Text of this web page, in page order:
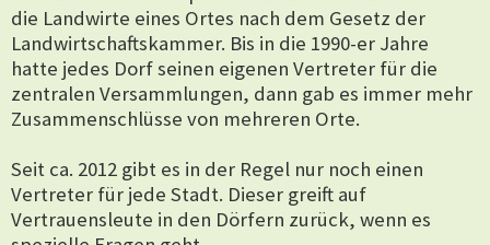
die Landwirte eines Ortes nach dem Gesetz der
Landwirtschaftskammer. Bis in die 1990-er Jahre
hatte jedes Dorf seinen eigenen Vertreter für die
zentralen Versammlungen, dann gab es immer mehr
Zusammenschlüsse von mehreren Orte.
Seit ca. 2012 gibt es in der Regel nur noch einen
Vertreter für jede Stadt. Dieser greift auf
Vertrauensleute in den Dörfern zurück, wenn es